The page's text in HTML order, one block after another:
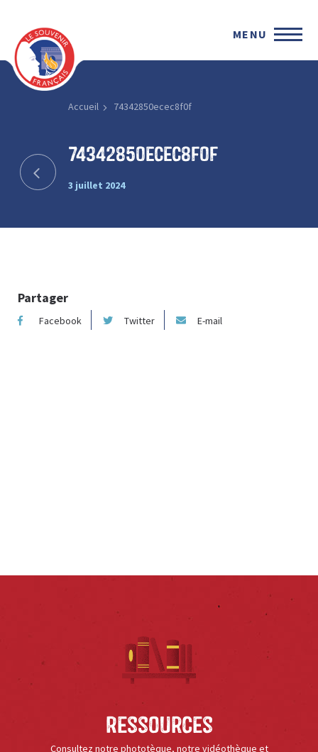
MENU
Accueil 74342850ecec8f0f
74342850ecec8f0f
3 juillet 2024
Partager
Facebook Twitter E-mail
Ressources
Consultez notre phototèque, notre vidéothèque et